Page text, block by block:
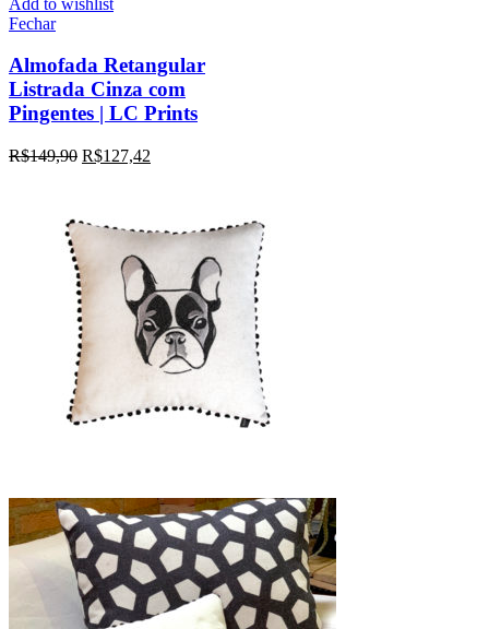
Fechar
Almofada Retangular
Listrada Cinza com
Pingentes | LC Prints
R$149,90 R$127,42